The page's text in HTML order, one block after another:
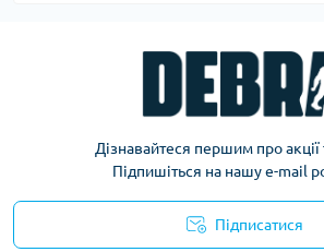
Дізнавайтеся першим про
Підпишіться на нашу e-mail
Підписатися